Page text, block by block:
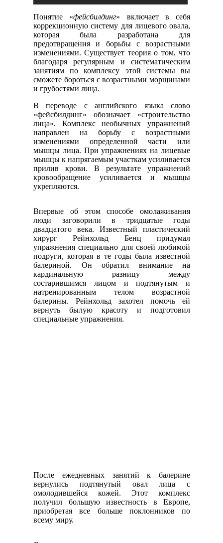
Понятие «фейсбилдинг» включает в себя
коррекционную систему для лицевого овала,
которая была разработана для
предотвращения и борьбы с возрастными
изменениями. Существует теория о том, что
благодаря регулярным и систематическим
занятиям по комплексу этой системы вы
сможете бороться с возрастными морщинами
и грубостями лица.
В переводе с английского языка слово
«фейсбилдинг» обозначает «строительство
лица». Комплекс необычных упражнений
направлен на борьбу с возрастными
изменениями определенной части или
мышцы лица. При упражнениях на лицевые
мышцы к напрягаемым участкам усиливается
прилив крови. В результате упражнений
кровообращение усиливается и мышцы
укрепляются.
Впервые об этом способе омолаживания
люди заговорили в тридцатые годы
двадцатого века. Известный пластический
хирург Рейнхольд Бенц придумал
упражнения специально для своей любимой
подруги, которая в те годы была известной
балериной. Он обратил внимание на
кардинальную разницу между
состарившимся лицом и подтянутым и
натренированным телом возрастной
балерины. Рейнхольд захотел помочь ей
вернуть былую красоту и подготовил
специальные упражнения.
После ежедневных занятий к балерине
вернулись подтянутый овал лица с
омолодившейся кожей. Этот комплекс
получил большую известность в Европе,
приобретая все больше поклонников по
всему миру.